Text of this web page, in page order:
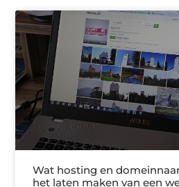
Wat hosting en
het laten maken van een